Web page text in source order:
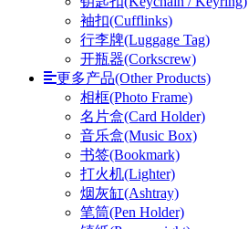
袖扣(Cufflinks)
行李牌(Luggage Tag)
开瓶器(Corkscrew)
更多产品(Other Products)
相框(Photo Frame)
名片盒(Card Holder)
音乐盒(Music Box)
书签(Bookmark)
打火机(Lighter)
烟灰缸(Ashtray)
笔筒(Pen Holder)